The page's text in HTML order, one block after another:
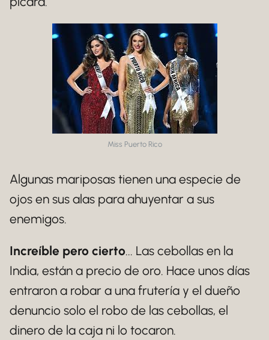
Miss Puerto Rico
Algunas mariposas tienen una especie de
ojos en sus alas para ahuyentar a sus
enemigos.
Increíble pero cierto... Las cebollas en la
India, están a precio de oro. Hace unos días
entraron a robar a una frutería y el dueño
denuncio solo el robo de las cebollas, el
dinero de la caja ni lo tocaron.